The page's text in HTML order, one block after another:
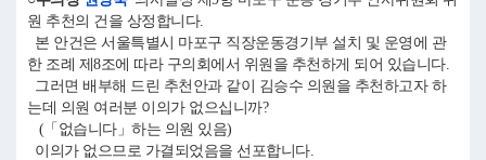
원 추천의 건을 상정합니다.
본 안건은 서울특별시 마포구 직장운동경기부 설치 및 운영에 관
한 조례 제8조에 따라 구의회에서 위원을 추천하게 되어 있습니다.
그러면 배부해 드린 추천안과 같이 김승수 의원을 추천하고자 하
는데 의원 여러분 이의가 없으십니까?
(「없습니다」하는 의원 있음)
이의가 없으므로 가결되었음을 선포합니다.